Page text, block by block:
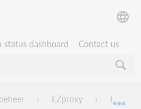
status dashboard Contact us
/ samenvouwen
EZproxy